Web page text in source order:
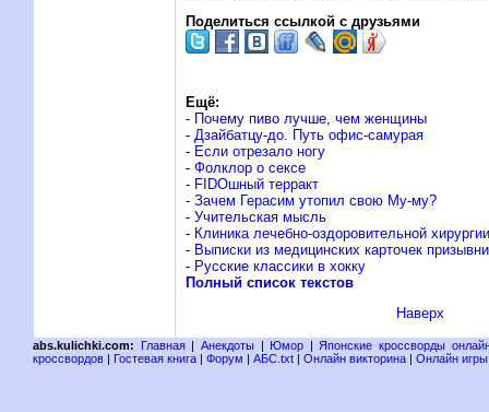
Поделиться ссылкой с друзьями
Ещё:
- Почему пиво лучше, чем женщины
- Дзайбатцу-до. Путь офис-самурая
- Если отрезало ногу
- Фолклор о сексе
- FIDOшный терракт
- Зачем Герасим утопил свою Му-му?
- Учительская мысль
- Клиника лечебно-оздоровительной хирургии
- Выписки из медицинских карточек
- Русские классики в хокку
Полный список текстов
Наверх
abs.kulichki.com: Главная| Анекдоты| Юмор | Японские кроссворды
кроссвордов | Гостевая книга | Форум | АБС.txt | Онлайн викторина | Онлайн игры